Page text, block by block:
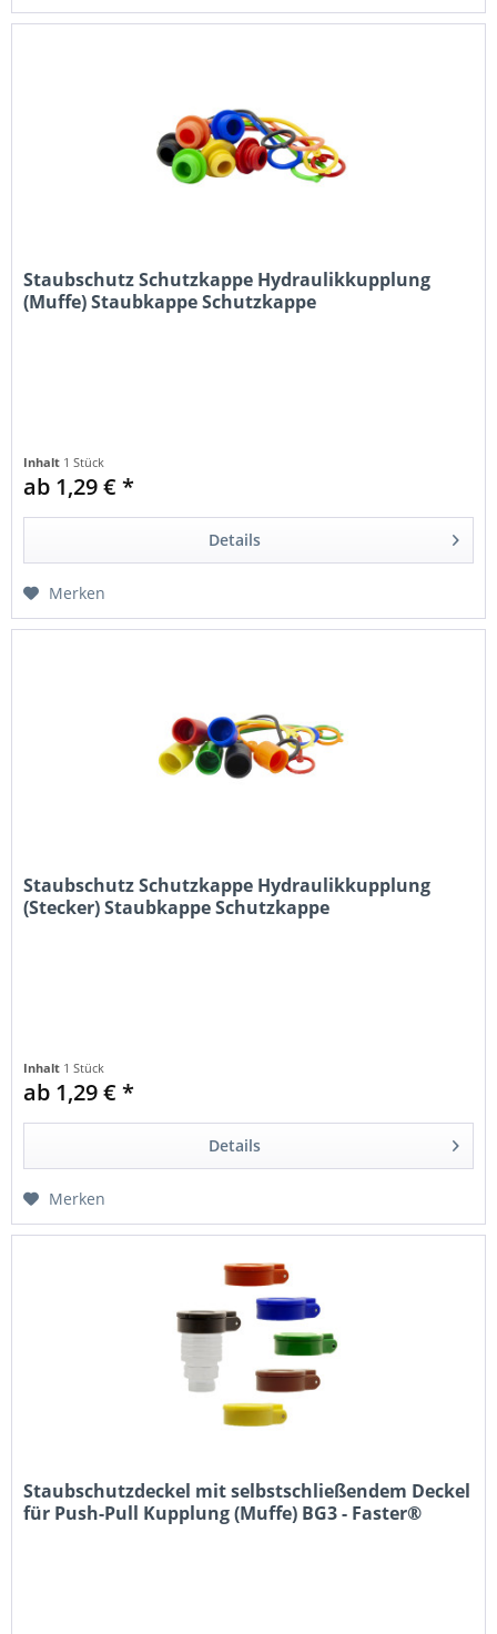
Staubschutz Schutzkappe Hydraulikkupplung
(Muffe) Staubkappe Schutzkappe
Inhalt 1 Stück
ab 1,29 € *
Details
Merken
Staubschutz Schutzkappe Hydraulikkupplung
(Stecker) Staubkappe Schutzkappe
Inhalt 1 Stück
ab 1,29 € *
Details
Merken
Staubschutzdeckel mit selbstschließendem Deckel
für Push-Pull Kupplung (Muffe) BG3 - Faster®